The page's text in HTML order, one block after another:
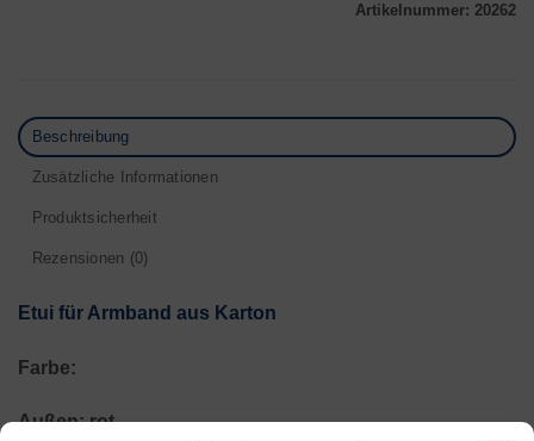
Artikelnummer: 20262
Beschreibung
Zusätzliche Informationen
Produktsicherheit
Rezensionen (0)
Etui für Armband aus Karton
Farbe:
Außen: rot